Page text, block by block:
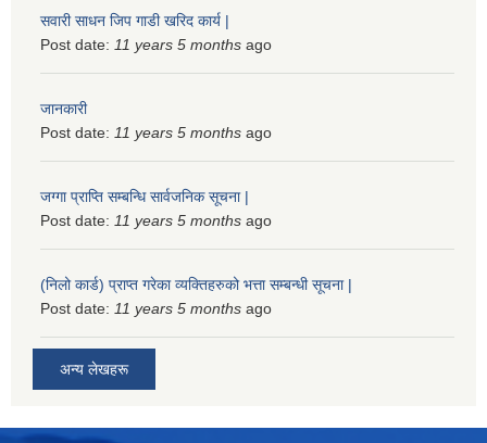
सवारी साधन जिप गाडी खरिद कार्य |
Post date: 11 years 5 months ago
जानकारी
Post date: 11 years 5 months ago
जग्गा प्राप्ति सम्बन्धि सार्वजनिक सूचना |
Post date: 11 years 5 months ago
(निलो कार्ड) प्राप्त गरेका व्यक्तिहरुको भत्ता सम्बन्धी सूचना |
Post date: 11 years 5 months ago
अन्य लेखहरू